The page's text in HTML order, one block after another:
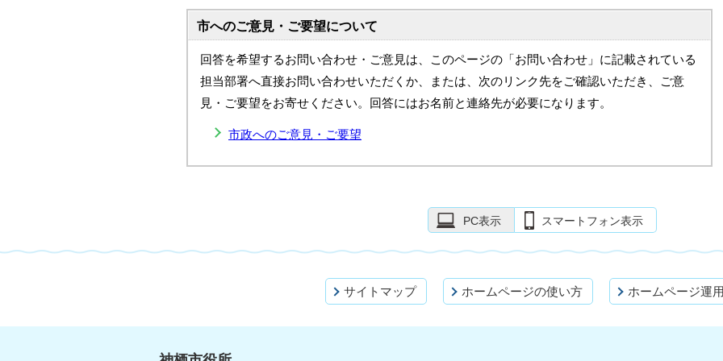
市へのご意見・ご要望について
回答を希望するお問い合わせ・ご意見は、このページの「お問い合わせ」に記載されている
担当部署へ直接お問い合わせいただくか、または、次のリンク先をご確認いただき、ご意
見・ご要望をお寄せください。回答にはお名前と連絡先が必要になります。
市政へのご意見・ご要望
PC表示 スマートフォン表示
サイトマップ ホームページの使い方 ホームページ運